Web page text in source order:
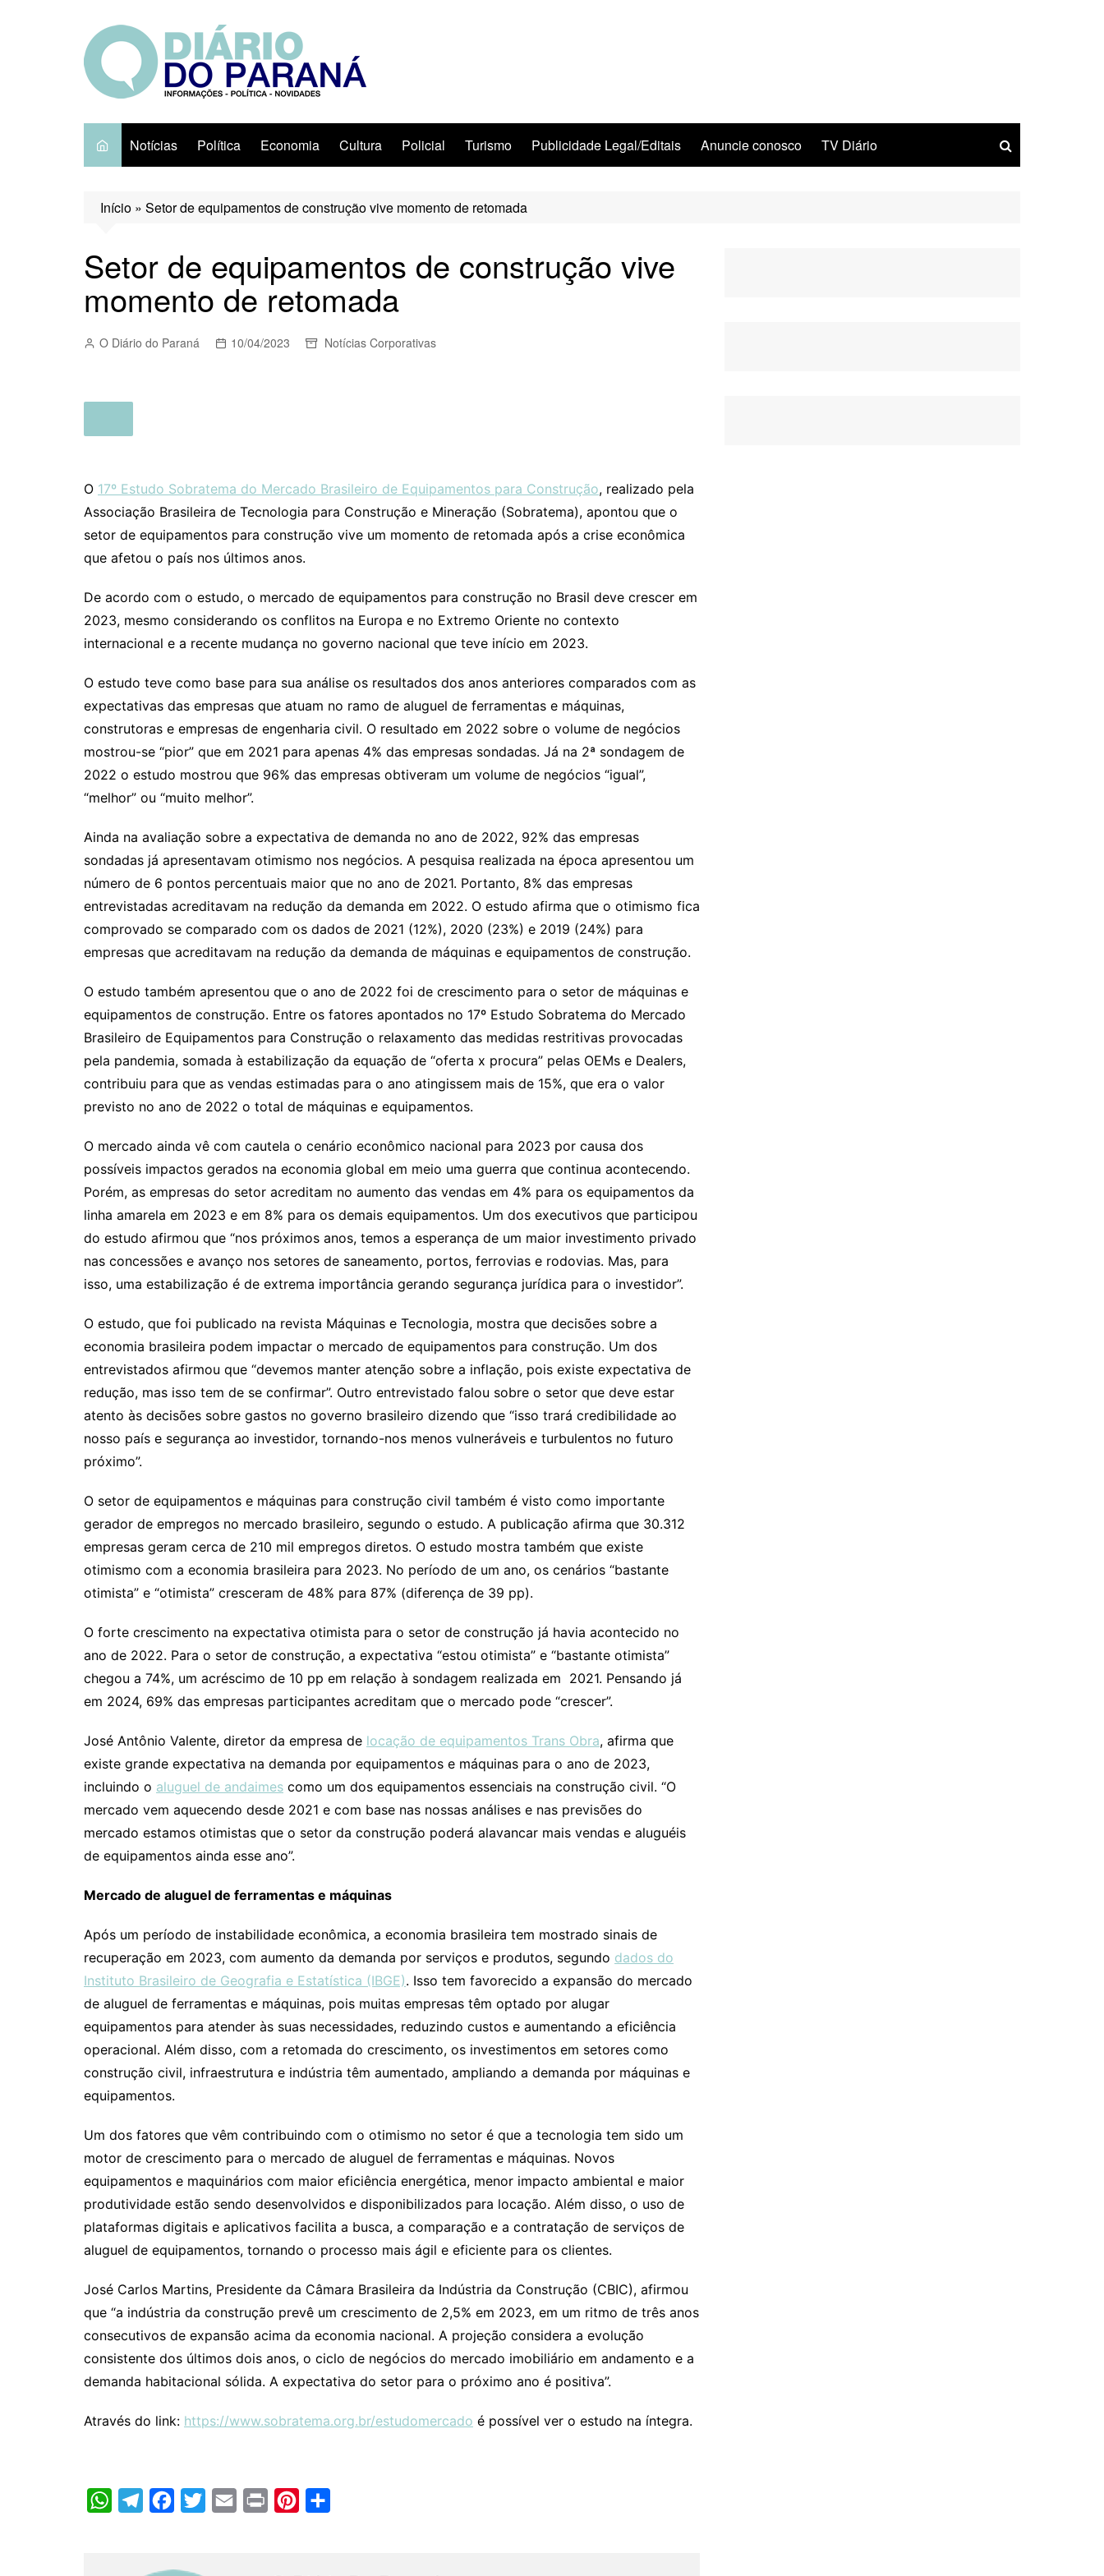
Notícias Política Economia Cultura Policial Turismo Publicidade Legal/Editais Anuncie conosco TV Diário
Início » Setor de equipamentos de construção vive momento de retomada
Setor de equipamentos de construção vive
momento de retomada
O Diário do Paraná 10/04/2023 Notícias Corporativas
O 17º Estudo Sobratema do Mercado Brasileiro de Equipamentos para Construção, realizado pela
Associação Brasileira de Tecnologia para Construção e Mineração (Sobratema), apontou que o
setor de equipamentos para construção vive um momento de retomada após a crise econômica
que afetou o país nos últimos anos.
De acordo com o estudo, o mercado de equipamentos para construção no Brasil deve crescer em
2023, mesmo considerando os conflitos na Europa e no Extremo Oriente no contexto
internacional e a recente mudança no governo nacional que teve início em 2023.
O estudo teve como base para sua análise os resultados dos anos anteriores comparados com as
expectativas das empresas que atuam no ramo de aluguel de ferramentas e máquinas,
construtoras e empresas de engenharia civil. O resultado em 2022 sobre o volume de negócios
mostrou-se “pior” que em 2021 para apenas 4% das empresas sondadas. Já na 2ª sondagem de
2022 o estudo mostrou que 96% das empresas obtiveram um volume de negócios “igual”,
“melhor” ou “muito melhor”.
Ainda na avaliação sobre a expectativa de demanda no ano de 2022, 92% das empresas
sondadas já apresentavam otimismo nos negócios. A pesquisa realizada na época apresentou um
número de 6 pontos percentuais maior que no ano de 2021. Portanto, 8% das empresas
entrevistadas acreditavam na redução da demanda em 2022. O estudo afirma que o otimismo fica
comprovado se comparado com os dados de 2021 (12%), 2020 (23%) e 2019 (24%) para
empresas que acreditavam na redução da demanda de máquinas e equipamentos de construção.
O estudo também apresentou que o ano de 2022 foi de crescimento para o setor de máquinas e
equipamentos de construção. Entre os fatores apontados no 17º Estudo Sobratema do Mercado
Brasileiro de Equipamentos para Construção o relaxamento das medidas restritivas provocadas
pela pandemia, somada à estabilização da equação de “oferta x procura” pelas OEMs e Dealers,
contribuiu para que as vendas estimadas para o ano atingissem mais de 15%, que era o valor
previsto no ano de 2022 o total de máquinas e equipamentos.
O mercado ainda vê com cautela o cenário econômico nacional para 2023 por causa dos
possíveis impactos gerados na economia global em meio uma guerra que continua acontecendo.
Porém, as empresas do setor acreditam no aumento das vendas em 4% para os equipamentos da
linha amarela em 2023 e em 8% para os demais equipamentos. Um dos executivos que participou
do estudo afirmou que “nos próximos anos, temos a esperança de um maior investimento privado
nas concessões e avanço nos setores de saneamento, portos, ferrovias e rodovias. Mas, para
isso, uma estabilização é de extrema importância gerando segurança jurídica para o investidor”.
O estudo, que foi publicado na revista Máquinas e Tecnologia, mostra que decisões sobre a
economia brasileira podem impactar o mercado de equipamentos para construção. Um dos
entrevistados afirmou que “devemos manter atenção sobre a inflação, pois existe expectativa de
redução, mas isso tem de se confirmar”. Outro entrevistado falou sobre o setor que deve estar
atento às decisões sobre gastos no governo brasileiro dizendo que “isso trará credibilidade ao
nosso país e segurança ao investidor, tornando-nos menos vulneráveis e turbulentos no futuro
próximo”.
O setor de equipamentos e máquinas para construção civil também é visto como importante
gerador de empregos no mercado brasileiro, segundo o estudo. A publicação afirma que 30.312
empresas geram cerca de 210 mil empregos diretos. O estudo mostra também que existe
otimismo com a economia brasileira para 2023. No período de um ano, os cenários “bastante
otimista” e “otimista” cresceram de 48% para 87% (diferença de 39 pp).
O forte crescimento na expectativa otimista para o setor de construção já havia acontecido no
ano de 2022. Para o setor de construção, a expectativa “estou otimista” e “bastante otimista”
chegou a 74%, um acréscimo de 10 pp em relação à sondagem realizada em 2021. Pensando já
em 2024, 69% das empresas participantes acreditam que o mercado pode “crescer”.
José Antônio Valente, diretor da empresa de locação de equipamentos Trans Obra, afirma que
existe grande expectativa na demanda por equipamentos e máquinas para o ano de 2023,
incluindo o aluguel de andaimes como um dos equipamentos essenciais na construção civil. “O
mercado vem aquecendo desde 2021 e com base nas nossas análises e nas previsões do
mercado estamos otimistas que o setor da construção poderá alavancar mais vendas e aluguéis
de equipamentos ainda esse ano”.
Mercado de aluguel de ferramentas e máquinas
Após um período de instabilidade econômica, a economia brasileira tem mostrado sinais de
recuperação em 2023, com aumento da demanda por serviços e produtos, segundo dados do
Instituto Brasileiro de Geografia e Estatística (IBGE). Isso tem favorecido a expansão do mercado
de aluguel de ferramentas e máquinas, pois muitas empresas têm optado por alugar
equipamentos para atender às suas necessidades, reduzindo custos e aumentando a eficiência
operacional. Além disso, com a retomada do crescimento, os investimentos em setores como
construção civil, infraestrutura e indústria têm aumentado, ampliando a demanda por máquinas e
equipamentos.
Um dos fatores que vêm contribuindo com o otimismo no setor é que a tecnologia tem sido um
motor de crescimento para o mercado de aluguel de ferramentas e máquinas. Novos
equipamentos e maquinários com maior eficiência energética, menor impacto ambiental e maior
produtividade estão sendo desenvolvidos e disponibilizados para locação. Além disso, o uso de
plataformas digitais e aplicativos facilita a busca, a comparação e a contratação de serviços de
aluguel de equipamentos, tornando o processo mais ágil e eficiente para os clientes.
José Carlos Martins, Presidente da Câmara Brasileira da Indústria da Construção (CBIC), afirmou
que “a indústria da construção prevê um crescimento de 2,5% em 2023, em um ritmo de três anos
consecutivos de expansão acima da economia nacional. A projeção considera a evolução
consistente dos últimos dois anos, o ciclo de negócios do mercado imobiliário em andamento e a
demanda habitacional sólida. A expectativa do setor para o próximo ano é positiva”.
Através do link: https://www.sobratema.org.br/estudomercado é possível ver o estudo na íntegra.
W